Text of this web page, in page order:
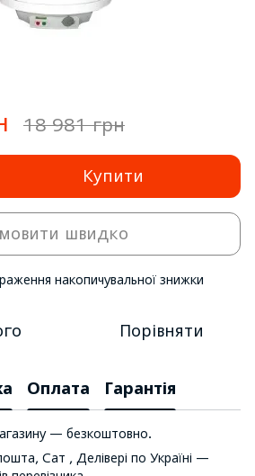
18 981 грн
Купити
швидко
накопичувальної знижки
Порівняти
Оплата Гарантія
— безкоштовно.
Сат , Делівері по Україні —